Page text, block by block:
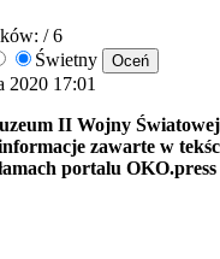
/ 6
Świetny
2020 17:01
II Wojny
zawarte w
portalu